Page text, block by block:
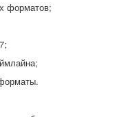
форматов;